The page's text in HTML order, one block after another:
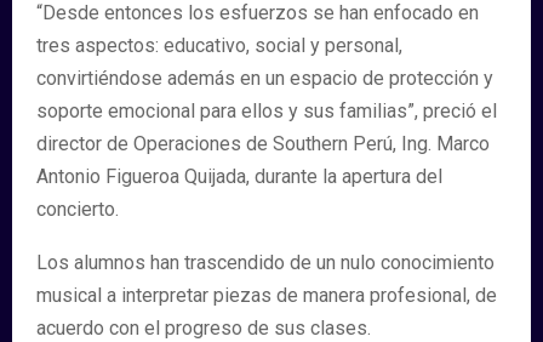
“Desde entonces los esfuerzos se han enfocado en
tres aspectos: educativo, social y personal,
convirtiéndose además en un espacio de protección y
soporte emocional para ellos y sus familias”, preció el
director de Operaciones de Southern Perú, Ing. Marco
Antonio Figueroa Quijada, durante la apertura del
concierto.
Los alumnos han trascendido de un nulo conocimiento
musical a interpretar piezas de manera profesional, de
acuerdo con el progreso de sus clases.